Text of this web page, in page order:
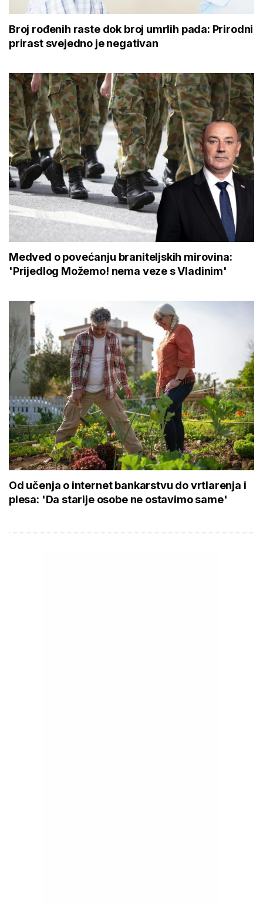
Broj rođenih raste dok broj umrlih pada: Prirodni
prirast svejedno je negativan
Medved o povećanju braniteljskih mirovina:
'Prijedlog Možemo! nema veze s Vladinim'
Od učenja o internet bankarstvu do vrtlarenja i
plesa: 'Da starije osobe ne ostavimo same'